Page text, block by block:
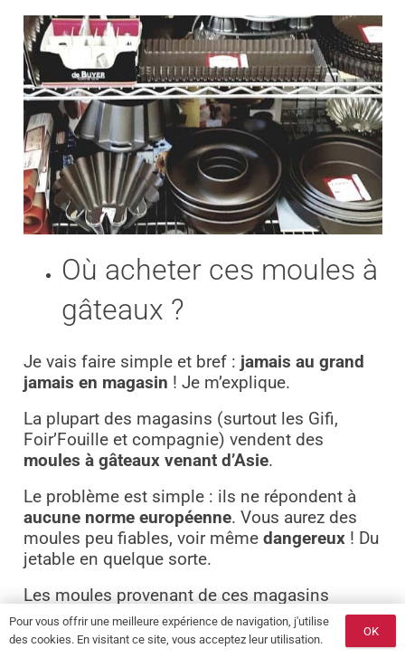
Où acheter ces moules à
gâteaux ?
Je vais faire simple et bref : jamais au grand
jamais en magasin ! Je m’explique.
La plupart des magasins (surtout les Gifi,
Foir’Fouille et compagnie) vendent des
moules à gâteaux venant d’Asie.
Le problème est simple : ils ne répondent à
aucune norme européenne. Vous aurez des
moules peu fiables, voir même dangereux! Du
jetable en quelque sorte.
Les moules provenant de ces magasins
contiennent des substances controversées et
potentiellement nocivespour votre santé
Pour vous offrir une meilleure expérience de navigation, j'utilise
des cookies. En visitant ce site, vous acceptez leur utilisation.
OK